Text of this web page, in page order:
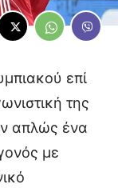
επί
της
απλώς ένα
με